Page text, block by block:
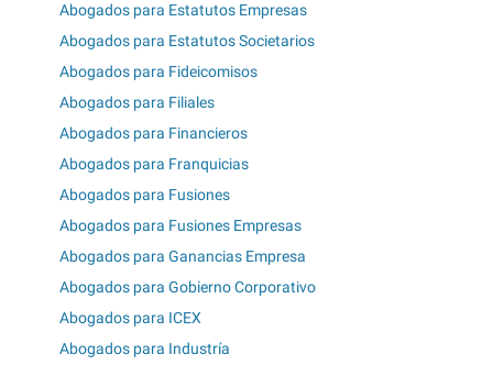
Abogados para Estatutos Empresas
Abogados para Estatutos Societarios
Abogados para Fideicomisos
Abogados para Filiales
Abogados para Financieros
Abogados para Franquicias
Abogados para Fusiones
Abogados para Fusiones Empresas
Abogados para Ganancias Empresa
Abogados para Gobierno Corporativo
Abogados para ICEX
Abogados para Industría